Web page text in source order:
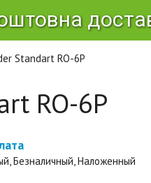
доставка
Standart RO-6P
RO-6P
Безналичный, Наложенный